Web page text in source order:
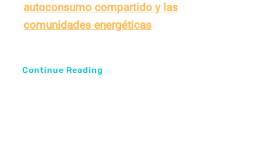
autoconsumo compartido y las
comunidades energéticas
Continue Reading